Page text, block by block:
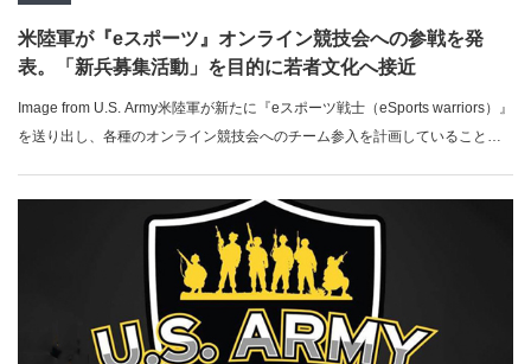
米陸軍が『eスポーツ』オンライン競技会への参戦を発
表。「新兵募集活動」を目的に若者文化へ接近
Image from U.S. Army米陸軍が新たに『eスポーツ戦士（eSports warriors）』
を送り出し、各種のオンライン競技会へのチーム参入を計画していることが
の一環および「民間人との交流」を目的に掲げている。企画は既に9月から始
動しており「現役・予備役問わず」対象で進められている。様々なジャンル